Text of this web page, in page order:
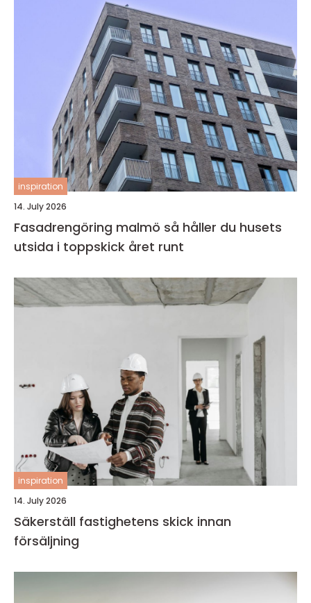
inspiration
14. July 2026
Fasadrengöring malmö så håller du husets
utsida i toppskick året runt
inspiration
14. July 2026
Säkerställ fastighetens skick innan
försäljning